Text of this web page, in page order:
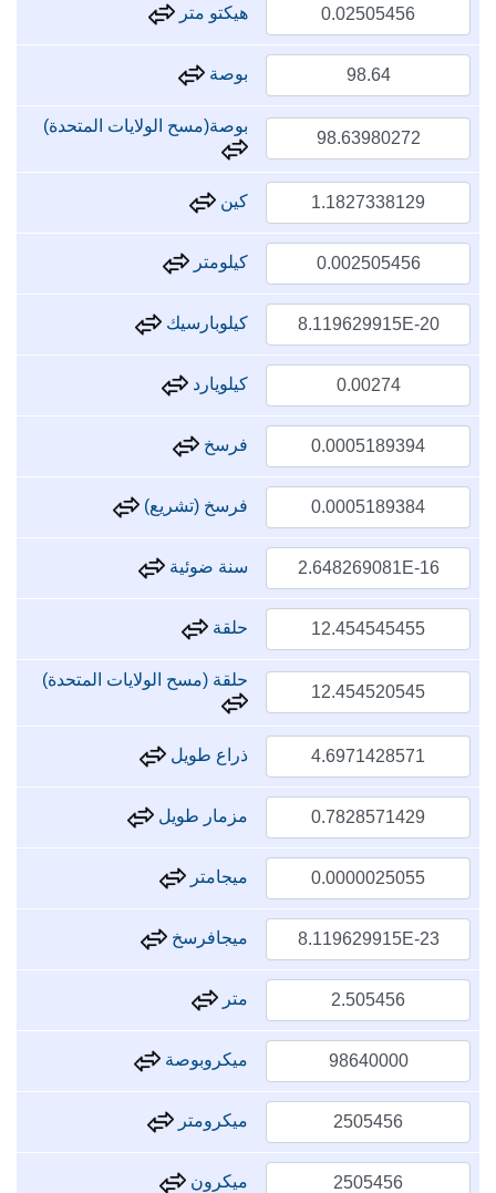
هيكتو متر
بوصة
بوصة(مسح الولايات المتحدة)
كين
كيلومتر
كيلوبارسيك
كيلويارد
فرسخ
فرسخ (تشريع)
سنة ضوئية
حلقة
حلقة (مسح الولايات المتحدة)
ذراع طويل
مزمار طويل
ميجامتر
ميجافرسخ
متر
ميكروبوصة
ميكرومتر
ميكرون